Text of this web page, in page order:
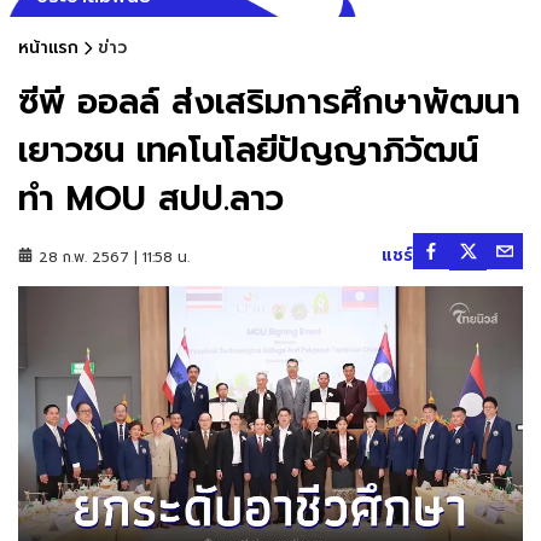
หน้าแรก ข่าว
ซีพี ออลล์ ส่งเสริมการศึกษาพัฒนา
เยาวชน เทคโนโลยีปัญญาภิวัฒน์
ทำ MOU สปป.ลาว
28 ก.พ. 2567 | 11:58 น. แชร์